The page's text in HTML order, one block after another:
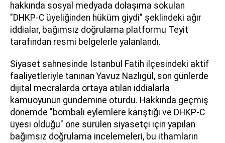
hakkında sosyal medyada dolaşıma sokulan
"DHKP-C üyeliğinden hüküm giydi" şeklindeki ağır
iddialar, bağımsız doğrulama platformu Teyit
tarafından resmi belgelerle yalanlandı.
Siyaset sahnesinde İstanbul Fatih ilçesindeki aktif
faaliyetleriyle tanınan Yavuz Nazlıgül, son günlerde
dijital mecralarda ortaya atılan iddialarla
kamuoyunun gündemine oturdu. Hakkında geçmiş
dönemde "bombalı eylemlere karıştığı ve DHKP-C
üyesi olduğu" öne sürülen siyasetçi için yapılan
bağımsız doğrulama incelemeleri, bu ithamların